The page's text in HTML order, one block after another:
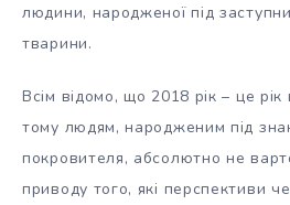
людини, народженої під
тварини.
Всім відомо, що 2018 рік – це
тому людям, народженим під
покровителя, абсолютно не
приводу того, які перспективи